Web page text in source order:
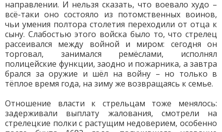
направлении. И нельзя сказать, что воевало худо –
всё-таки оно состояло из потомственных воинов,
чьи умения полтора столетия переходили от отца к
сыну. Слабостью этого войска было то, что стрелец
рассеивался между войной и миром: сегодня он
торговал, занимался ремёслами, исполнял
полицейские функции, заодно и пожарника, а завтра
брался за оружие и шёл на войну – но только в
тёплое время года, на зиму же возвращаясь к семье.
Отношение власти к стрельцам тоже менялось:
задерживали выплату жалования, смотрели на
стрелецкие полки с растущим недоверием, особенно